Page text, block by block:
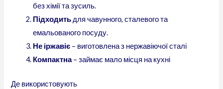
без хімії та зусиль.
Підходить для чавунного, сталевого та
емальованого посуду.
Не іржавіє – виготовлена ​​з нержавіючої сталі
Компактна– займає мало місця на кухні
Де використовують